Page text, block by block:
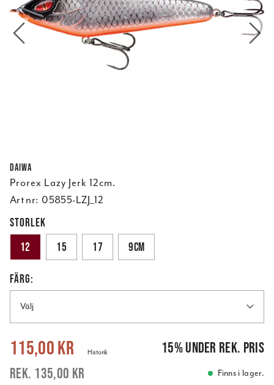
Daiwa
Prorex Lazy Jerk 12cm.
Art nr: 05855-LZJ_12
STORLEK
12
15 17 9cm
FÄRG:
Välj
Nuvarande pris:115,00 kr 135,00 kr
115,00 kr
135,00 kr
Historik 15%under rek. pris
Finns i lager.